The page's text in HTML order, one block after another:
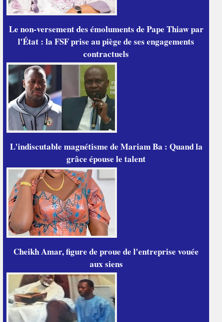
Le non-versement des émoluments de Pape Thiaw par
l'État : la FSF prise au piège de ses engagements
contractuels
L'indiscutable magnétisme de Mariam Ba : Quand la
grâce épouse le talent
Cheikh Amar, figure de proue de l'entreprise vouée
aux siens